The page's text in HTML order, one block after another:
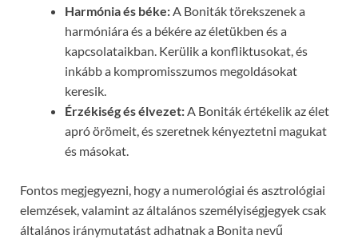
Harmónia és béke:A Boniták törekszenek a
harmóniára és a békére az életükben és a
kapcsolataikban. Kerülik a konfliktusokat, és
inkább a kompromisszumos megoldásokat
keresik.
Érzékiség és élvezet:A Boniták értékelik az élet
apró örömeit, és szeretnek kényeztetni magukat
és másokat.
Fontos megjegyezni, hogy a numerológiai és asztrológiai
elemzések, valamint az általános személyiségjegyek csak
általános iránymutatást adhatnak a Bonita nevű